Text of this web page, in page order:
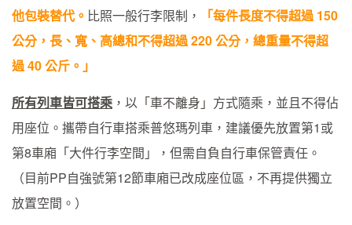
他包裝替代。 比照一般行李限制，
「每件長度不得超過 150
公分，長、寬、高總和不得超過 220 公分，總重量不得超
過 40 公斤。」
所有列車皆可搭乘 ，以「車不離身」方式隨乘，並且不得佔
用座位。攜帶自行車搭乘普悠瑪列車，建議優先放置第1或
第8車廂「大件行李空間」，但需自負自行車保管責任。
（目前PP自強號第12節車廂已改成座位區，不再提供獨立
放置空間。）